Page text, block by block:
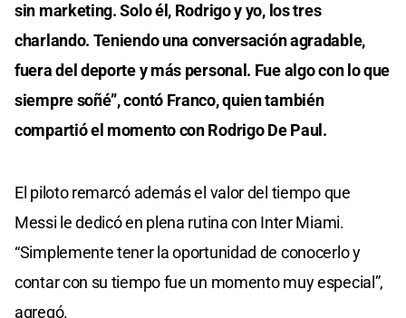
sin marketing. Solo él, Rodrigo y yo, los tres
charlando. Teniendo una conversación agradable,
fuera del deporte y más personal. Fue algo con lo que
siempre soñé”, contó Franco, quien también
compartió el momento con Rodrigo De Paul.
El piloto remarcó además el valor del tiempo que
Messi le dedicó en plena rutina con Inter Miami.
“Simplemente tener la oportunidad de conocerlo y
contar con su tiempo fue un momento muy especial”,
agregó.